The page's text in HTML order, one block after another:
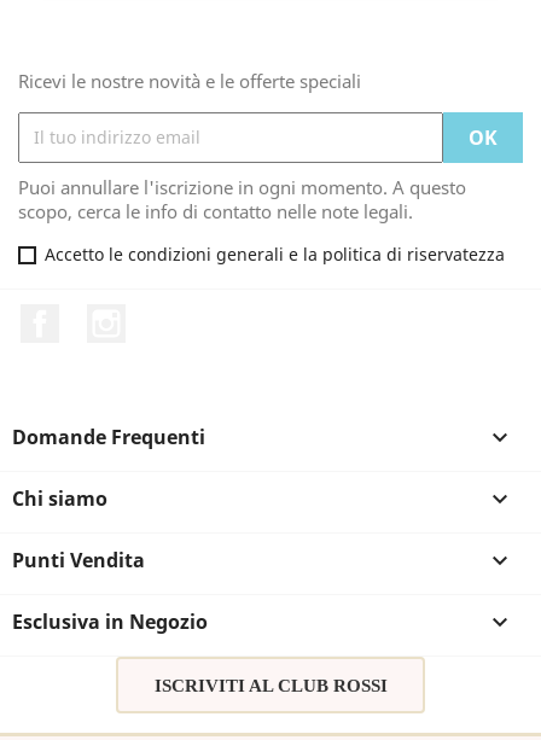
Ricevi le nostre novità e le offerte speciali
Puoi annullare l'iscrizione in ogni momento. A questo
scopo, cerca le info di contatto nelle note legali.
Accetto le condizioni generali e la politica di riservatezza
Domande Frequenti 
Chi siamo 
Punti Vendita 
Esclusiva in Negozio 
ISCRIVITI AL CLUB ROSSI